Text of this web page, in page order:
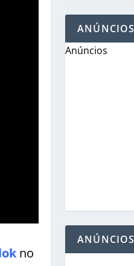
no
ANÚNCIOS
Anúncios
ANÚNCIOS